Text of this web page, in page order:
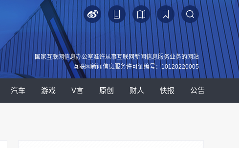
国家互联网信息办公室准许从事互联网新闻信息服务业务的网站
互联网新闻信息服务许可证编号：10120220005
汽车 游戏 V言 原创 财人 快报 公告